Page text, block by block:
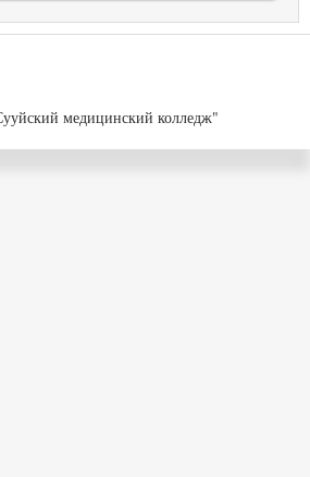
медицинский колледж"